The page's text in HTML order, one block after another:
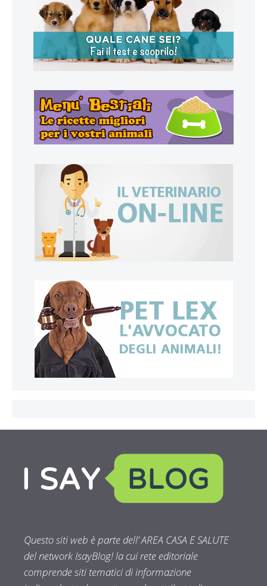
Questo siti web è parte dell’ AREA CASA E SALUTE
del network IsayBlog! la cui rete editoriale
comprende siti tematici di informazione